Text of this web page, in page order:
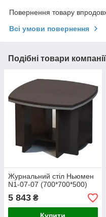
Повернення товару
Всі умови повернення
Подібні товари компанії
Журнальний стіл Ньюмен
N1-07-07 (700*700*500)
5 843 ₴